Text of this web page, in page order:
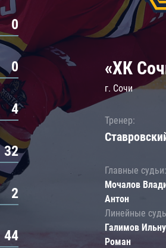
0
0
4
32
2
44
«ХК
г. Сочи
Тренер:
Главные судьи:
Мочалов
Антон
Линейные
Галимов
Роман